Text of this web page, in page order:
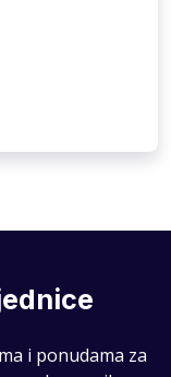
i ponudama za